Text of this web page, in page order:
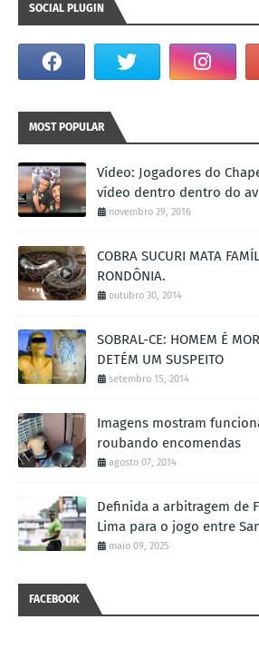
SOCIAL PLUGIN
MOST POPULAR
Vídeo: Jogadores do
vídeo dentro dentro do
novembro 29, 2016
COBRA SUCURI MATA
RONDÔNIA.
outubro 30, 2014
SOBRAL-CE: HOMEM É
DETÉM UM SUSPEITO
setembro 15, 2014
Imagens mostram
roubando encomendas
agosto 07, 2014
Definida a arbitragem de
Lima para o jogo entre
maio 09, 2025
FACEBOOK